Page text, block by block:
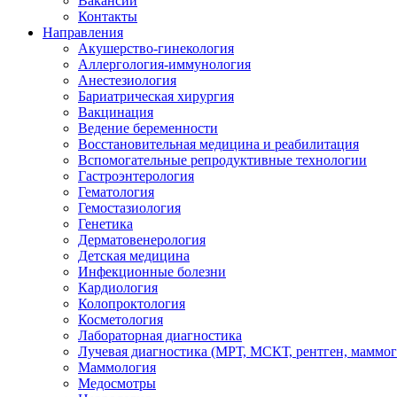
Контакты
Направления
Акушерство-гинекология
Аллергология-иммунология
Анестезиология
Бариатрическая хирургия
Вакцинация
Ведение беременности
Восстановительная медицина и реабилитация
Вспомогательные репродуктивные технологии
Гастроэнтерология
Гематология
Гемостазиология
Генетика
Дерматовенерология
Детская медицина
Инфекционные болезни
Кардиология
Колопроктология
Косметология
Лабораторная диагностика
Лучевая диагностика (МРТ, МСКТ, рентген,
Маммология
Медосмотры